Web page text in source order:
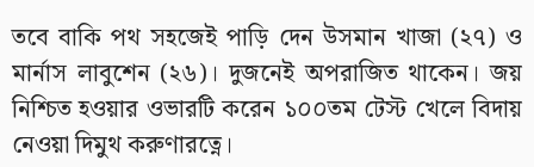
তবে বাকি পথ সহজেই পাড়ি দেন উসমান খাজা (২৭) ও
মার্নাস লাবুশেন (২৬)। দুজনেই অপরাজিত থাকেন। জয়
নিশ্চিত হওয়ার ওভারটি করেন ১০০তম টেস্ট খেলে বিদায়
নেওয়া দিমুথ করুণারত্নে।